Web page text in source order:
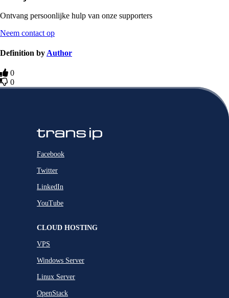
Ontvang persoonlijke hulp van onze supporters
Neem contact op
Definition by Author
0
0
Facebook
Twitter
LinkedIn
YouTube
CLOUD HOSTING
VPS
Windows Server
Linux Server
OpenStack